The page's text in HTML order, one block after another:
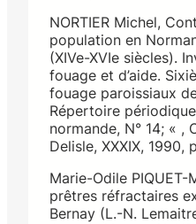
NORTIER Michel,
population en
(XIVe-XVIe siècles).
fouage et d’aide.
fouage paroissiaux
Répertoire
normande, N° 14; « ,
Delisle, XXXIX, 1990,
Marie-Odile PIQUET-
prêtres réfractaires
Bernay (L.-N.